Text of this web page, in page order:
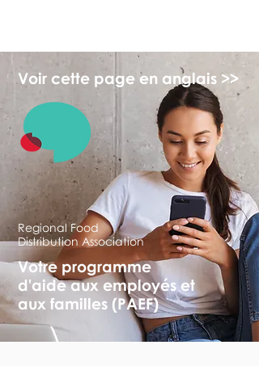
Voir cette page en anglais >>
Regional Food
Distribution Association
Votre programme
d'aide aux employés et
aux familles (PAEF)